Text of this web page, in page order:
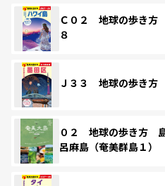
Ｃ０２ 地球の歩き方
８
Ｊ３３ 地球の歩き方
０２ 地球の歩き方
呂麻島（奄美群島１